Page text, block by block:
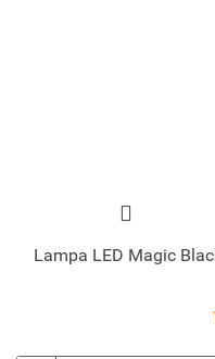
Lampa LED Magic